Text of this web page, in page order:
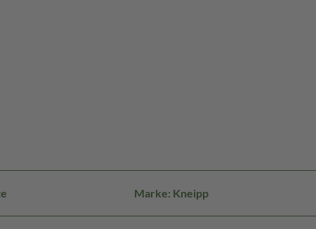
Marke: Kneipp